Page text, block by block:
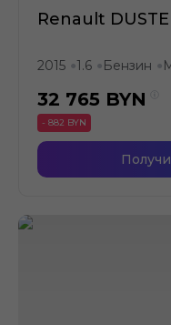
Renault
2015 ●1.6 ● Бензин ●
32 765 BYN
- 882 BYN